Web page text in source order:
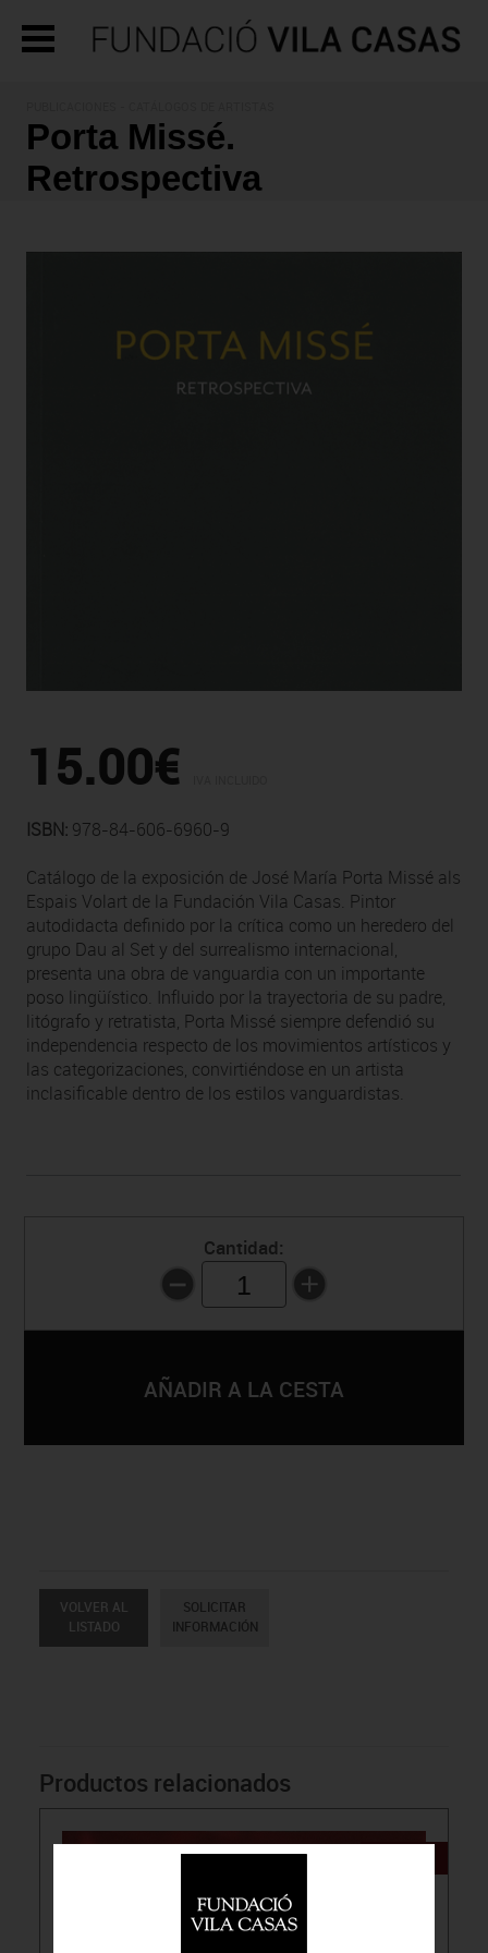
Porta Missé.
Retrospectiva
15.00€
ISBN: 978-84-606-6960-9
Catálogo de la exposición de José María Porta Missé als
Espais Volart de la Fundación Vila Casas. Pintor
autodidacta definido por la crítica como un heredero del
grupo Dau al Set y del surrealismo internacional,
presenta una obra de vanguardia con un importante
poso lingüístico. Influido por la trayectoria de su padre,
litógrafo y retratista, Porta Missé siempre defendió su
independencia respecto de los movimientos artísticos y
las categorizaciones, convirtiéndose en un artista
inclasificable dentro de los estilos vanguardistas.
Cantidad:
1
VOLVER AL
LISTADO
SOLICITAR
INFORMACIÓN
Productos relacionados